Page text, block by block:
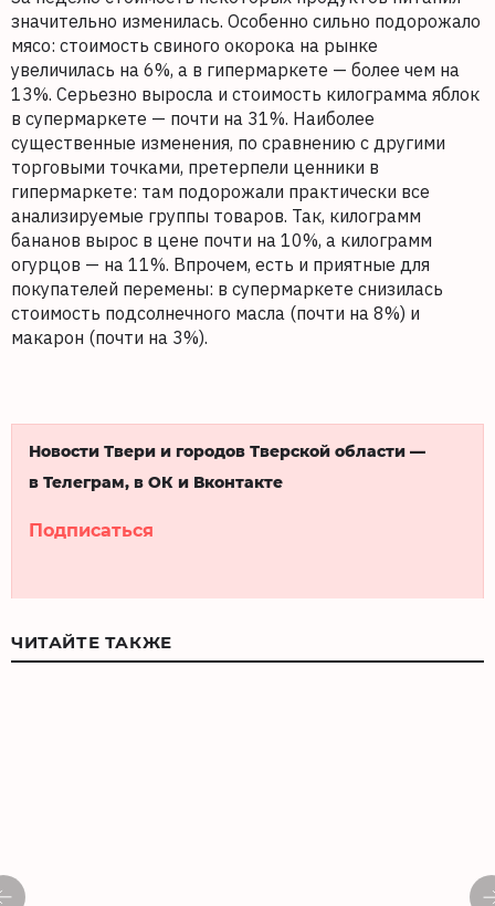
значительно изменилась. Особенно сильно подорожало
мясо: стоимость свиного окорока на рынке
увеличилась на 6%, а в гипермаркете — более чем на
13%. Серьезно выросла и стоимость килограмма яблок
в супермаркете — почти на 31%. Наиболее
существенные изменения, по сравнению с другими
торговыми точками, претерпели ценники в
гипермаркете: там подорожали практически все
анализируемые группы товаров. Так, килограмм
бананов вырос в цене почти на 10%, а килограмм
огурцов — на 11%. Впрочем, есть и приятные для
покупателей перемены: в супермаркете снизилась
стоимость подсолнечного масла (почти на 8%) и
макарон (почти на 3%).
Новости Твери и городов Тверской области —
в Телеграм, в ОК и Вконтакте
Подписаться
ЧИТАЙТЕ ТАКЖЕ